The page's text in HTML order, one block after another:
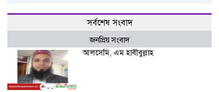
সর্বশেষ সংবাদ
জনপ্রিয় সংবাদ
আলসেমি, এম হাবীবুল্লাহ